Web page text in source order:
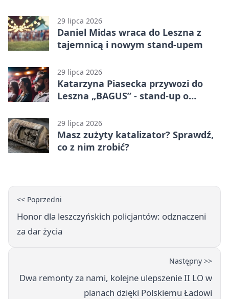
29 lipca 2026
Daniel Midas wraca do Leszna z
tajemnicą i nowym stand-upem
29 lipca 2026
Katarzyna Piasecka przywozi do
Leszna „BAGUS” - stand-up o
29 lipca 2026
Masz zużyty katalizator? Sprawdź,
co z nim zrobić?
<< Poprzedni
Honor dla leszczyńskich policjantów: odznaczeni
za dar życia
Następny >>
Dwa remonty za nami, kolejne ulepszenie II LO w
planach dzięki Polskiemu Ładowi